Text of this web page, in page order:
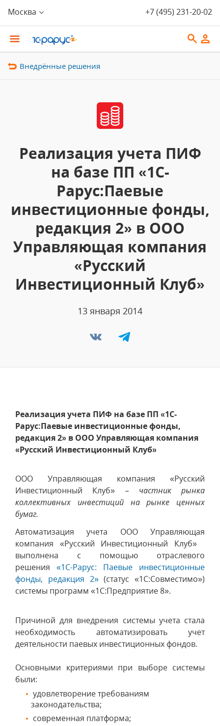
Москва +7 (495) 231-20-02
Внедрённые решения
Реализация учета ПИФ
на базе ПП «1С-
Рарус:Паевые
инвестиционные фонды,
редакция 2» в ООО
Управляющая компания
«Русский
Инвестиционный Клуб»
13 января 2014
Реализация учета ПИФ на базе ПП «1С-
Рарус:Паевые инвестиционные фонды,
редакция 2» в ООО Управляющая компания
«Русский Инвестиционный Клуб»
ООО Управляющая компания «Русский
Инвестиционный Клуб» – частник рынка
коллективных инвестиций на рынке ценных
бумаг.
Автоматизация учета ООО Управляющая
компания «Русский Инвестиционный Клуб»
выполнена с помощью отраслевого
решения «1С-Рарус: Паевые инвестиционные
фонды, редакция 2»(статус «1С:Совместимо»)
системы программ «1С:Предприятие 8».
Причиной для внедрения системы учета стала
необходимость автоматизировать учет
деятельности паевых инвестиционных фондов.
Основными критериями при выборе системы
были:
удовлетворение требованиям
законодательства;
современная платформа;